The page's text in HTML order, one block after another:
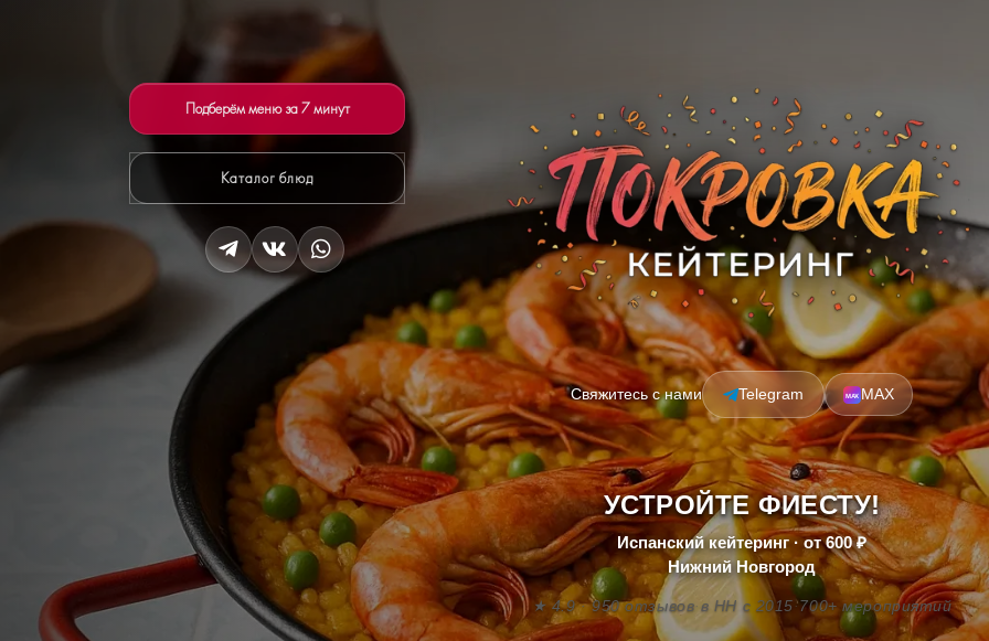
Подберём меню за 7 минут
Каталог блюд
Свяжитесь с нами Telegram MAX
УСТРОЙТЕ ФИЕСТУ!
Испанский кейтеринг · от 600 ₽
Нижний Новгород
★ 4.9 · 950 отзывов·в НН с 2015·700+ мероприятий